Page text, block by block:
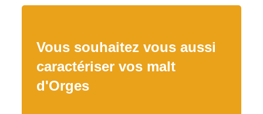
Vous souhaitez vous aussi
caractériser vos malt
d'Orges